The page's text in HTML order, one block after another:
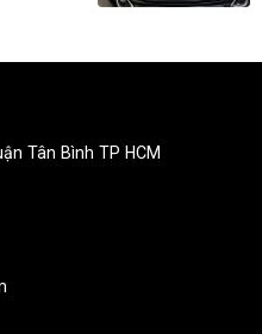
Tân Bình TP HCM